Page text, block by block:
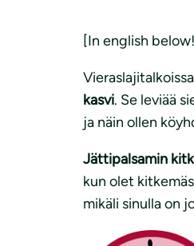
[In english
kasvi. Se leviää
ja näin ollen
Jättipalsamin
kun olet
mikäli sinulla on